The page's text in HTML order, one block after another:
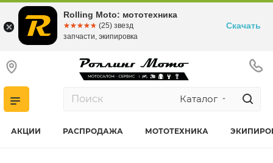
Каталог
АКЦИИ РАСПРОДАЖА МОТОТЕХНИКА
Rolling Moto: мототехника
☆☆☆☆☆
★★★★★ (25) звезд
запчасти, экипировка
Скачать